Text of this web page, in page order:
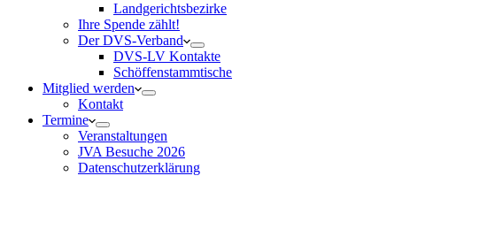
Landgerichtsbezirke
Ihre Spende zählt!
Der DVS-Verband
DVS-LV Kontakte
Schöffenstammtische
Mitglied werden
Kontakt
Termine
Veranstaltungen
JVA Besuche 2026
Datenschutz­erklärung